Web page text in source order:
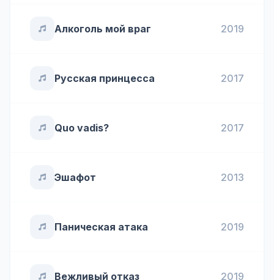
Алкоголь мой враг 2019
Русская принцесса 2017
Quo vadis? 2017
Эшафот 2013
Паническая атака 2019
Вежливый отказ 2019